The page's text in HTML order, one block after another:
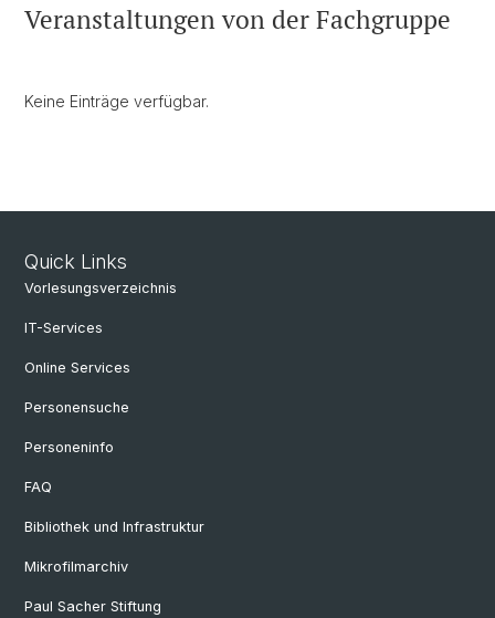
Veranstaltungen von der Fachgruppe
Keine Einträge verfügbar.
Quick Links
Vorlesungsverzeichnis
IT-Services
Online Services
Personensuche
Personeninfo
FAQ
Bibliothek und Infrastruktur
Mikrofilmarchiv
Paul Sacher Stiftung